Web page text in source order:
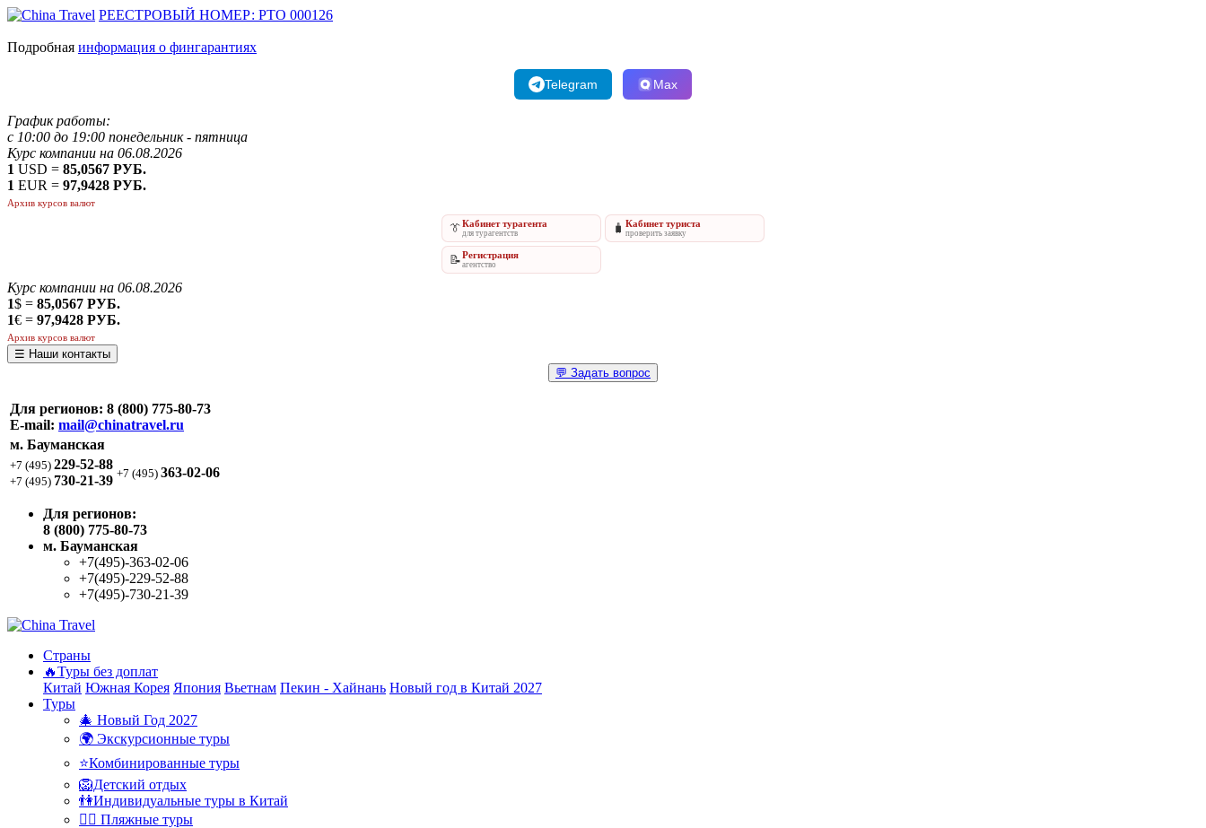
РЕЕСТРОВЫЙ НОМЕР: РТО 000126
Подробная информация о фингарантиях
Telegram Max
График работы:
с 10:00 до 19:00 понедельник - пятница
Курс компании на 06.08.2026
1 USD = 85,0567 РУБ.
1 EUR = 97,9428 РУБ.
Архив курсов валют
👔Кабинет турагента
для турагентств 🧳 Кабинет туриста
проверить заявку
📝Регистрация
агентство
Курс компании на 06.08.2026
1$ = 85,0567 РУБ.
1€ = 97,9428 РУБ.
Архив курсов валют
☰ Наши контакты
💬 Задать вопрос
Для регионов: 8 (800) 775-80-73
E-mail: mail@chinatravel.ru
м. Бауманская
+7 (495) 229-52-88
+7 (495) 730-21-39 +7 (495) 363-02-06
Для регионов:
8 (800) 775-80-73
м. Бауманская
+7(495)-363-02-06
+7(495)-229-52-88
+7(495)-730-21-39
Страны
🔥Туры без доплат
Китай Южная Корея Япония Вьетнам Пекин - Хайнань Новый год в Китай 2027
Туры
🎄 Новый Год 2027
🌍 Экскурсионные туры
⭐Комбинированные туры
🦁Детский отдых
👫Индивидуальные туры в Китай
🏊‍♂ Пляжные туры